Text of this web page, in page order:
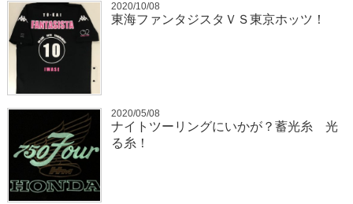
2020/10/08
東海ファンタジスタＶＳ東京ホッツ！
2020/05/08
ナイトツーリングにいかが？蓄光糸 光
る糸！